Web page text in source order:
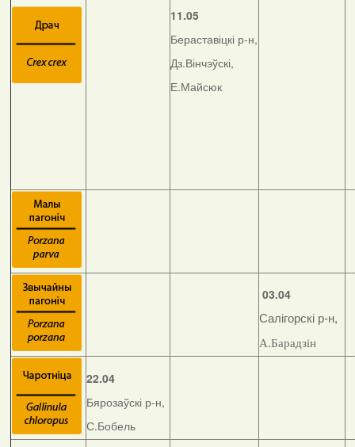
11.05
Бераставіцкі р-н,
Дз.Вінчэўскі,
Е.Майсюк
03.04
Салігорскі р-н,
А.Барадзін
22.04
Бярозаўскі р-н,
С.Бобель